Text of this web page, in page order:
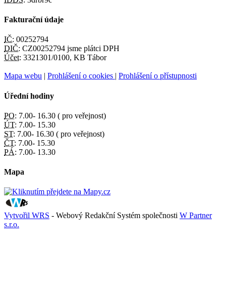
Fakturační údaje
IČ: 00252794
DIČ: CZ00252794 jsme plátci DPH
Účet: 3321301/0100, KB Tábor
Mapa webu | Prohlášení o cookies | Prohlášení o přístupnosti
Úřední hodiny
PO: 7.00- 16.30 ( pro veřejnost)
ÚT: 7.00- 15.30
ST: 7.00- 16.30 ( pro veřejnost)
ČT: 7.00- 15.30
PÁ: 7.00- 13.30
Mapa
Vytvořil WRS - Webový Redakční Systém společnosti W Partner
s.r.o.